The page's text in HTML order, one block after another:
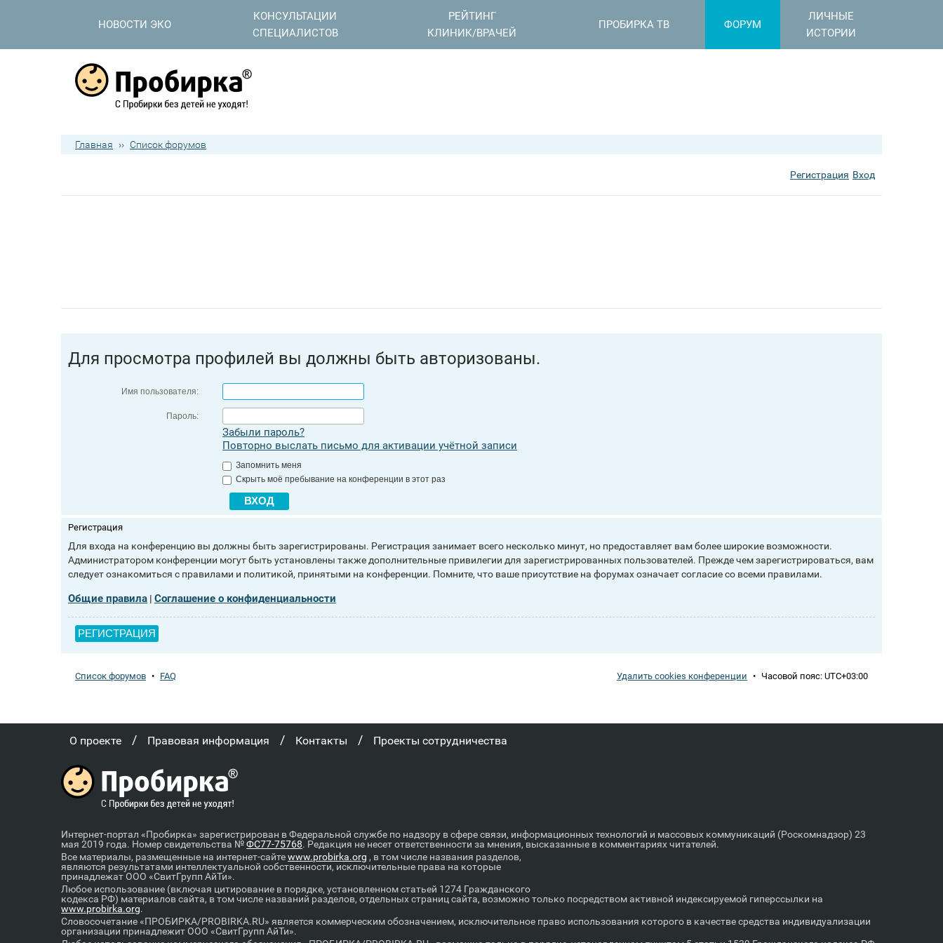
НОВОСТИ ЭКО
КОНСУЛЬТАЦИИ
СПЕЦИАЛИСТОВ
РЕЙТИНГ
КЛИНИК/ВРАЧЕЙ
ПРОБИРКА ТВ ФОРУМ
ЛИЧНЫЕ
ИСТОРИИ
Главная ›› Список форумов
Регистрация Вход
Для просмотра профилей вы должны быть авторизованы.
Имя пользователя:
Пароль:
Забыли пароль?
Повторно выслать письмо для активации учётной записи
Запомнить меня
Скрыть моё пребывание на конференции в этот раз
Регистрация
Для входа на конференцию вы должны быть зарегистрированы. Регистрация занимает всего несколько минут, но предоставляет вам более широкие возможности.
Администратором конференции могут быть установлены также дополнительные привилегии для зарегистрированных пользователей. Прежде чем зарегистрироваться, вам
следует ознакомиться с правилами и политикой, принятыми на конференции. Помните, что ваше присутствие на форумах означает согласие со всеми правилами.
Общие правила | Соглашение о конфиденциальности
РЕГИСТРАЦИЯ
Список форумов • FAQ Удалить cookies конференции • Часовой пояс: UTC+03:00
О проекте / Правовая информация / Контакты / Проекты сотрудничества
Интернет-портал «Пробирка» зарегистрирован в Федеральной службе по надзору в сфере связи, информационных технологий и массовых коммуникаций (Роскомнадзор) 23
мая 2019 года. Номер свидетельства №ФС77-75768. Редакция не несет ответственности за мнения, высказанные в комментариях читателей.
Все материалы, размещенные на интернет-сайтеwww.probirka.org , в том числе названия разделов,
являются результатами интеллектуальной собственности, исключительные права на которые
принадлежат ООО «СвитГрупп АйТи».
Любое использование (включая цитирование в порядке, установленном статьей 1274 Гражданского
кодекса РФ) материалов сайта, в том числе названий разделов, отдельных страниц сайта, возможно только посредством активной индексируемой гиперссылки на
www.probirka.org.
Словосочетание «ПРОБИРКА/PROBIRKA.RU» является коммерческим обозначением, исключительное право использования которого в качестве средства индивидуализации
организации принадлежит ООО «СвитГрупп АйТи».